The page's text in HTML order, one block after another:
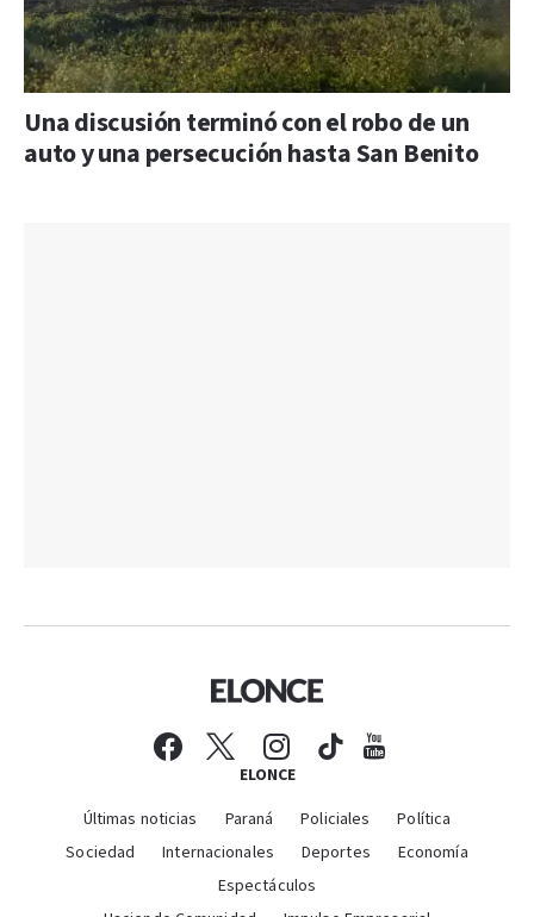
Una discusión terminó con el robo de un
auto y una persecución hasta San Benito
ELONCE
Últimas noticias Paraná Policiales
Política
Sociedad
Internacionales Deportes
Economía
Espectáculos